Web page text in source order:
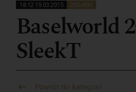
18:12 19.03.2015 ZEGARKI
Baselworld
SleekT
Powrót do kategorii